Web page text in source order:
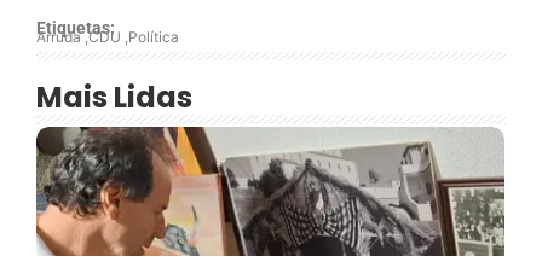
Etiquetas:
Arruda,CDU Política
Mais Lidas